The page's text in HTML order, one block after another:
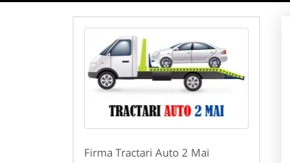
Firma Tractari Auto 2 Mai